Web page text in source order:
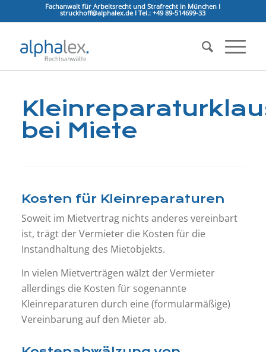
Fachanwalt für Arbeitsrecht und Strafrecht in München I
struckhoff@alphalex.de I Tel.: +49 89-514699-33
bei Miete
Kosten für Kleinreparaturen
Soweit im Mietvertrag nichts anderes vereinbart
ist, trägt der Vermieter die Kosten für die
Instandhaltung des Mietobjekts.
In vielen Mietverträgen wälzt der Vermieter
allerdings die Kosten für sogenannte
Kleinreparaturen durch eine (formularmäßige)
Vereinbarung auf den Mieter ab.